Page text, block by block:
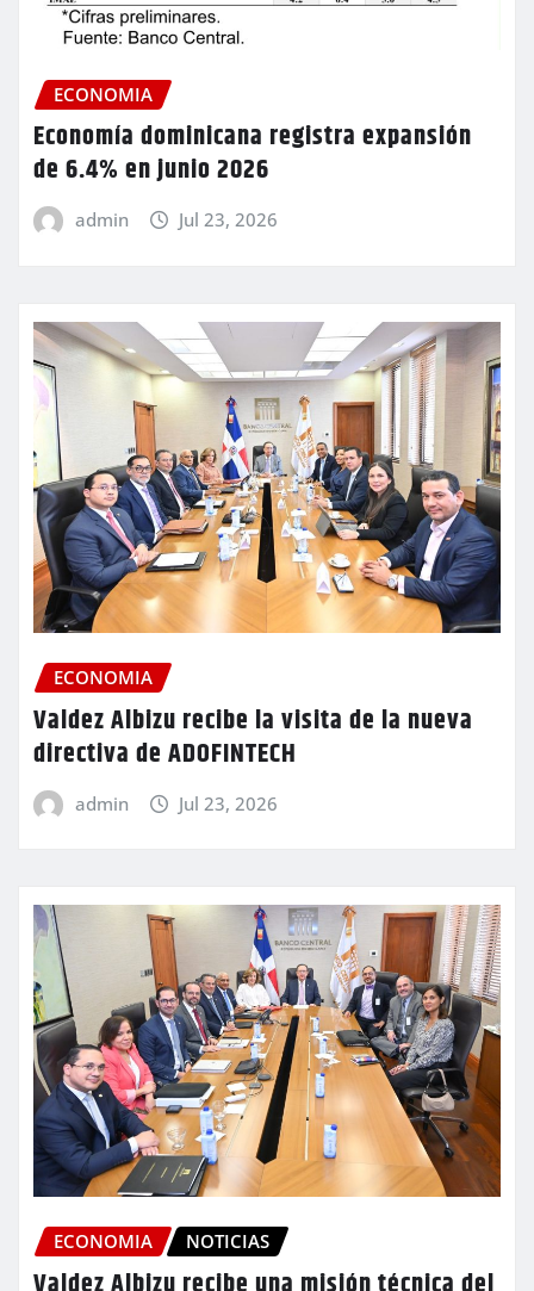
ECONOMIA
Economía dominicana registra expansión
de 6.4% en junio 2026
admin Jul 23, 2026
ECONOMIA
Valdez Albizu recibe la visita de la nueva
directiva de ADOFINTECH
admin Jul 23, 2026
ECONOMIA NOTICIAS